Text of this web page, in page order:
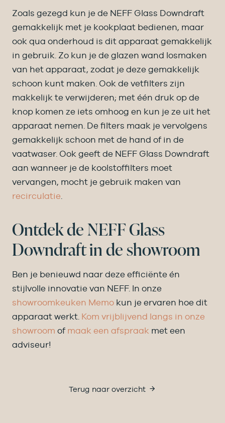
Zoals gezegd kun je de NEFF Glass Downdraft
gemakkelijk met je kookplaat bedienen, maar
ook qua onderhoud is dit apparaat gemakkelijk
in gebruik. Zo kun je de glazen wand losmaken
van het apparaat, zodat je deze gemakkelijk
schoon kunt maken. Ook de vetfilters zijn
makkelijk te verwijderen; met één druk op de
knop komen ze iets omhoog en kun je ze uit het
apparaat nemen. De filters maak je vervolgens
gemakkelijk schoon met de hand of in de
vaatwaser. Ook geeft de NEFF Glass Downdraft
aan wanneer je de koolstoffilters moet
vervangen, mocht je gebruik maken van
recirculatie
Ontdek de NEFF Glass
Downdraft in de showroom
Ben je benieuwd naar deze efficiënte én
stijlvolle innovatie van NEFF. In onze
showroomkeuken Memo kun je ervaren hoe dit
apparaat werkt. Kom vrijblijvend langs in onze
showroom of maak een afspraak met een
adviseur!
Terug naar overzicht